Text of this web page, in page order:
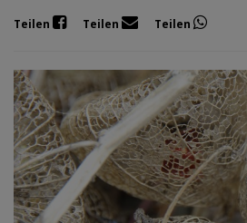
Teilen Teilen Teilen